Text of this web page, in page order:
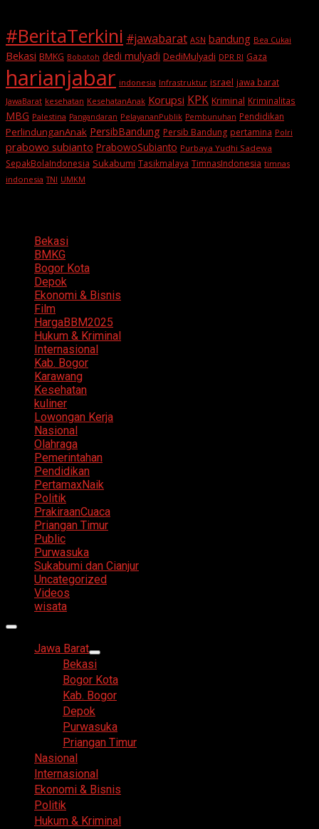
#BeritaTerkini #jawabarat ASN bandung Bea Cukai
Bekasi BMKG Bobotoh dedi mulyadi DediMulyadi DPR RI Gaza
harianjabar indonesia Infrastruktur israel jawa barat
JawaBarat kesehatan KesehatanAnak Korupsi KPK Kriminal Kriminalitas
MBG Palestina Pangandaran PelayananPublik Pembunuhan Pendidikan
PerlindunganAnak PersibBandung Persib Bandung pertamina Polri
prabowo subianto PrabowoSubianto Purbaya Yudhi Sadewa
SepakBolaIndonesia Sukabumi Tasikmalaya TimnasIndonesia timnas
indonesia TNI UMKM
Bekasi
BMKG
Bogor Kota
Depok
Ekonomi & Bisnis
Film
HargaBBM2025
Hukum & Kriminal
Internasional
Kab. Bogor
Karawang
Kesehatan
kuliner
Lowongan Kerja
Nasional
Olahraga
Pemerintahan
Pendidikan
PertamaxNaik
Politik
PrakiraanCuaca
Priangan Timur
Public
Purwasuka
Sukabumi dan Cianjur
Uncategorized
Videos
wisata
Primary
Jawa Barat
Bekasi
Bogor Kota
Kab. Bogor
Depok
Purwasuka
Priangan Timur
Nasional
Internasional
Ekonomi & Bisnis
Politik
Hukum & Kriminal